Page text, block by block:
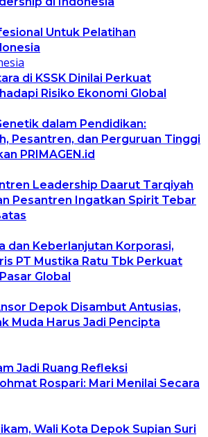
Untuk Pelatihan
di KSSK Dinilai Perkuat
Risiko Ekonomi Global
dalam Pendidikan:
Pesantren, dan Perguruan Tinggi
PRIMAGEN.id
Leadership Daarut Tarqiyah
Pesantren Ingatkan Spirit Tebar
dan Keberlanjutan Korporasi,
PT Mustika Ratu Tbk Perkuat
Global
Depok Disambut Antusias,
Muda Harus Jadi Pencipta
Jadi Ruang Refleksi
Rospari: Mari Menilai Secara
Wali Kota Depok Supian Suri